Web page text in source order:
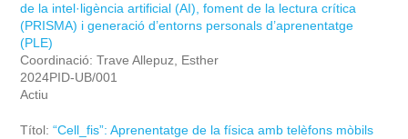
de la intel·ligència artificial (AI), foment de la lectura crítica
(PRISMA) i generació d’entorns personals d’aprenentatge
(PLE)
Coordinació: Trave Allepuz, Esther
2024PID-UB/001
Actiu
Títol: “Cell_fis”: Aprenentatge de la física amb telèfons mòbils